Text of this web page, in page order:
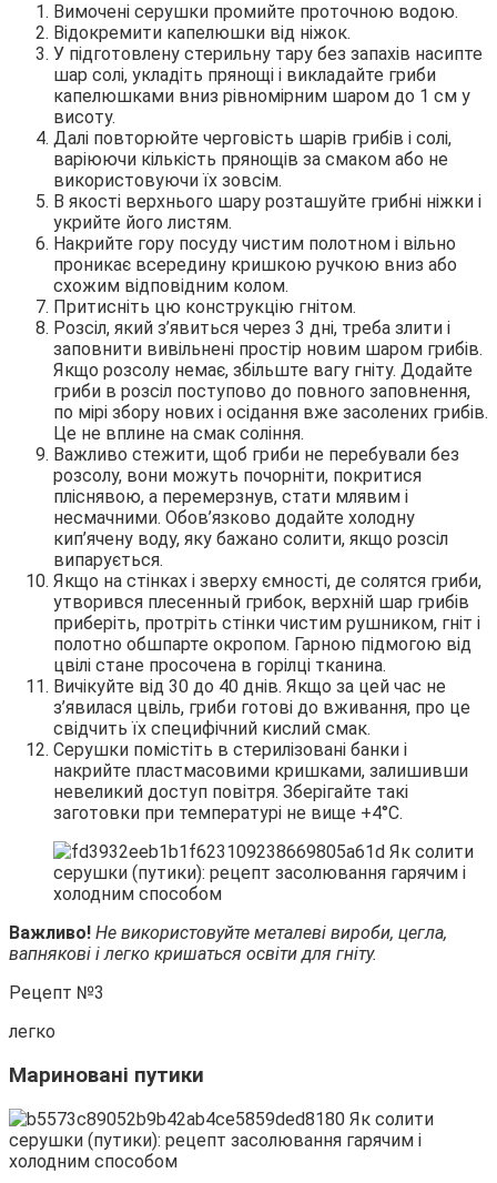
Вимочені серушки промийте проточною водою.
Відокремити капелюшки від ніжок.
У підготовлену стерильну тару без запахів насипте
шар солі, укладіть прянощі і викладайте гриби
капелюшками вниз рівномірним шаром до 1 см у
висоту.
Далі повторюйте черговість шарів грибів і солі,
варіюючи кількість прянощів за смаком або не
використовуючи їх зовсім.
В якості верхнього шару розташуйте грибні ніжки і
укрийте його листям.
Накрийте гору посуду чистим полотном і вільно
проникає всередину кришкою ручкою вниз або
схожим відповідним колом.
Притисніть цю конструкцію гнітом.
Розсіл, який з’явиться через 3 дні, треба злити і
заповнити вивільнені простір новим шаром грибів.
Якщо розсолу немає, збільште вагу гніту. Додайте
гриби в розсіл поступово до повного заповнення,
по мірі збору нових і осідання вже засолених грибів.
Це не вплине на смак соління.
Важливо стежити, щоб гриби не перебували без
розсолу, вони можуть почорніти, покритися
пліснявою, а перемерзнув, стати млявим і
несмачними. Обов’язково додайте холодну
кип’ячену воду, яку бажано солити, якщо розсіл
випарується.
Якщо на стінках і зверху ємності, де солятся гриби,
утворився плесенный грибок, верхній шар грибів
приберіть, протріть стінки чистим рушником, гніт і
полотно обшпарте окропом. Гарною підмогою від
цвілі стане просочена в горілці тканина.
Вичікуйте від 30 до 40 днів. Якщо за цей час не
з’явилася цвіль, гриби готові до вживання, про це
свідчить їх специфічний кислий смак.
Серушки помістіть в стерилізовані банки і
накрийте пластмасовими кришками, залишивши
невеликий доступ повітря. Зберігайте такі
заготовки при температурі не вище +4°С.
Важливо! Не використовуйте металеві вироби, цегла,
вапнякові і легко кришаться освіти для гніту.
Рецепт №3
легко
Мариновані путики